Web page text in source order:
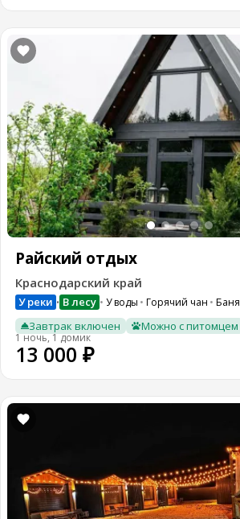
Райский отдых
Краснодарский край
У реки • В лесу У воды Горячий чан Баня
Завтрак включен Можно с питомцем
1 ночь, 1 домик
13 000 ₽